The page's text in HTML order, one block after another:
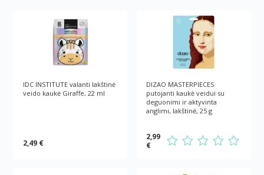
IDC INSTITUTE valanti lakštinė
veido kaukė Giraffe, 22 ml
2,49 €
DIZAO MASTERPIECES
putojanti kaukė veidui su
deguonimi ir aktyvinta
anglimi, lakštinė, 25 g
2,99
€